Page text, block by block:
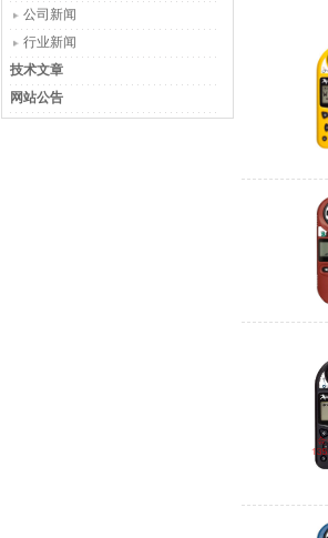
公司新闻
行业新闻
技术文章
网站公告